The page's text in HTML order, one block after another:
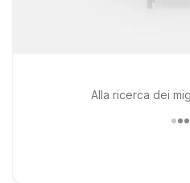
Alla ricerca dei